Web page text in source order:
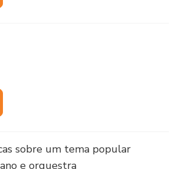
sobre um tema popular
e orquestra